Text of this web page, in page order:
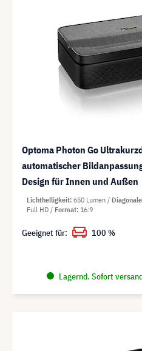
Optoma Photon Go
automatischer
Design für Innen und Außen
Lagernd. Sofort
Lichthelligkeit 650 Lumen Diagonale
Full HD
Format 16:9
Geeignet für: 100 %